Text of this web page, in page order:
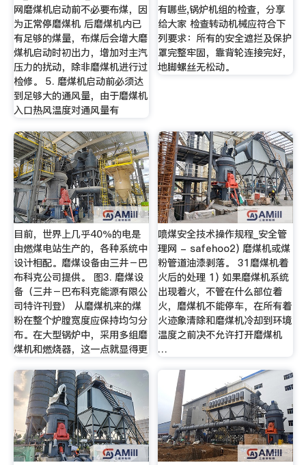
网磨煤机启动前不必要布煤，因
为正常停磨煤机 后磨煤机内已
有足够的煤量，布煤后会增大磨
煤机启动时初出力，增加对主汽
压力的扰动，除非磨煤机进行过
检修。 5. 磨煤机启动前必须达
到足够大的通风量，由于磨煤机
入口热风温度对通风量有
有哪些,锅炉机组的检查，分享
给大家 检查转动机械应符合下
列要求：所有的安全遮拦及保护
罩完整牢固，靠背轮连接完好，
地脚螺丝无松动。
目前，世界上几乎40％的电是
由燃煤电站生产的，各种系统中
设计相配。磨煤设备由三井－巴
布科克公司提供。 图3. 磨煤设
备（三井－巴布科克能源有限公
司特许刊登） 从磨煤机来的煤
粉在整个炉膛宽度应保持均匀分
布。在大型锅炉中，采用多组磨
煤机和燃烧器，这一点就显得更
喷煤安全技术操作规程_安全管
理网 - safehoo2) 磨煤机或煤
粉管道油漆剥落。 31磨煤机着
火后的处理 1) 如果磨煤机系统
出现着火，不管在什么部位着
火，磨煤机不能停车，在所有着
火迹象清除和磨煤机冷却到环境
温度之前决不允许打开磨煤机
…